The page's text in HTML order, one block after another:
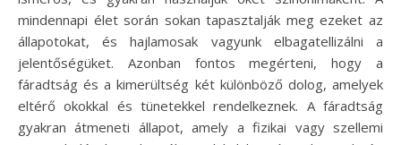
mindennapi élet során sokan tapasztalják meg ezeket az
állapotokat, és hajlamosak vagyunk elbagatellizálni a
jelentőségüket. Azonban fontos megérteni, hogy a
fáradtság és a kimerültség két különböző dolog, amelyek
eltérő okokkal és tünetekkel rendelkeznek. A fáradtság
gyakran átmeneti állapot, amely a fizikai vagy szellemi